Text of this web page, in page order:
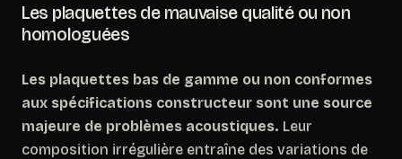
Les plaquettes de mauvaise qualité ou non
homologuées
Les plaquettes bas de gamme ou non conformes
aux spécifications constructeur sont une source
majeure de problèmes acoustiques. Leur
composition irrégulière entraîne des variations de